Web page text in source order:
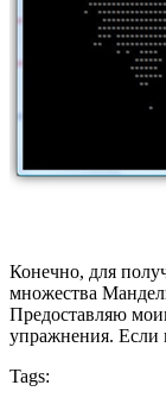
Конечно, для
множества
Предоставляю
упражнения. Если
Tags: